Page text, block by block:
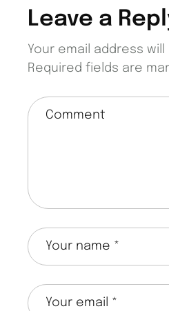
Leave a
Your email address
Required fields are